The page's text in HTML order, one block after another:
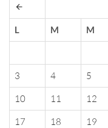
L M M
3
4 5
10
11 12
17
18 19